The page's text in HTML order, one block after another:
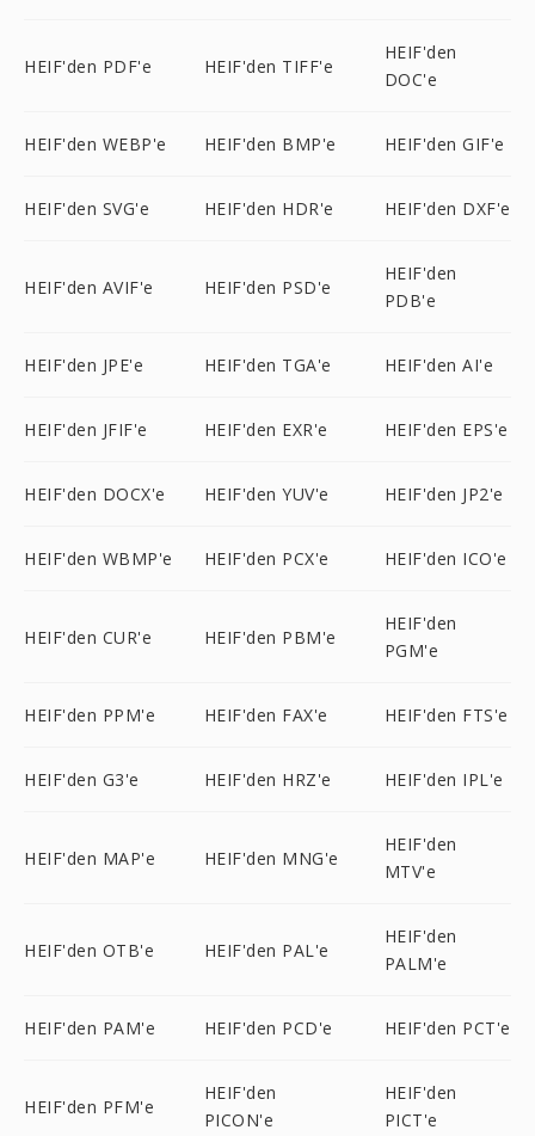
HEIF'den PDF'e HEIF'den TIFF'e
HEIF'den
DOC'e
HEIF'den WEBP'e HEIF'den BMP'e HEIF'den GIF'e
HEIF'den SVG'e HEIF'den HDR'e HEIF'den DXF'e
HEIF'den AVIF'e HEIF'den PSD'e
HEIF'den
PDB'e
HEIF'den JPE'e HEIF'den TGA'e HEIF'den AI'e
HEIF'den JFIF'e HEIF'den EXR'e HEIF'den EPS'e
HEIF'den DOCX'e HEIF'den YUV'e HEIF'den JP2'e
HEIF'den WBMP'e HEIF'den PCX'e HEIF'den ICO'e
HEIF'den CUR'e HEIF'den PBM'e
HEIF'den
PGM'e
HEIF'den PPM'e HEIF'den FAX'e HEIF'den FTS'e
HEIF'den G3'e HEIF'den HRZ'e HEIF'den IPL'e
HEIF'den MAP'e HEIF'den MNG'e
HEIF'den
MTV'e
HEIF'den OTB'e HEIF'den PAL'e
HEIF'den
PALM'e
HEIF'den PAM'e HEIF'den PCD'e HEIF'den PCT'e
HEIF'den PFM'e
HEIF'den
PICON'e
HEIF'den
PICT'e